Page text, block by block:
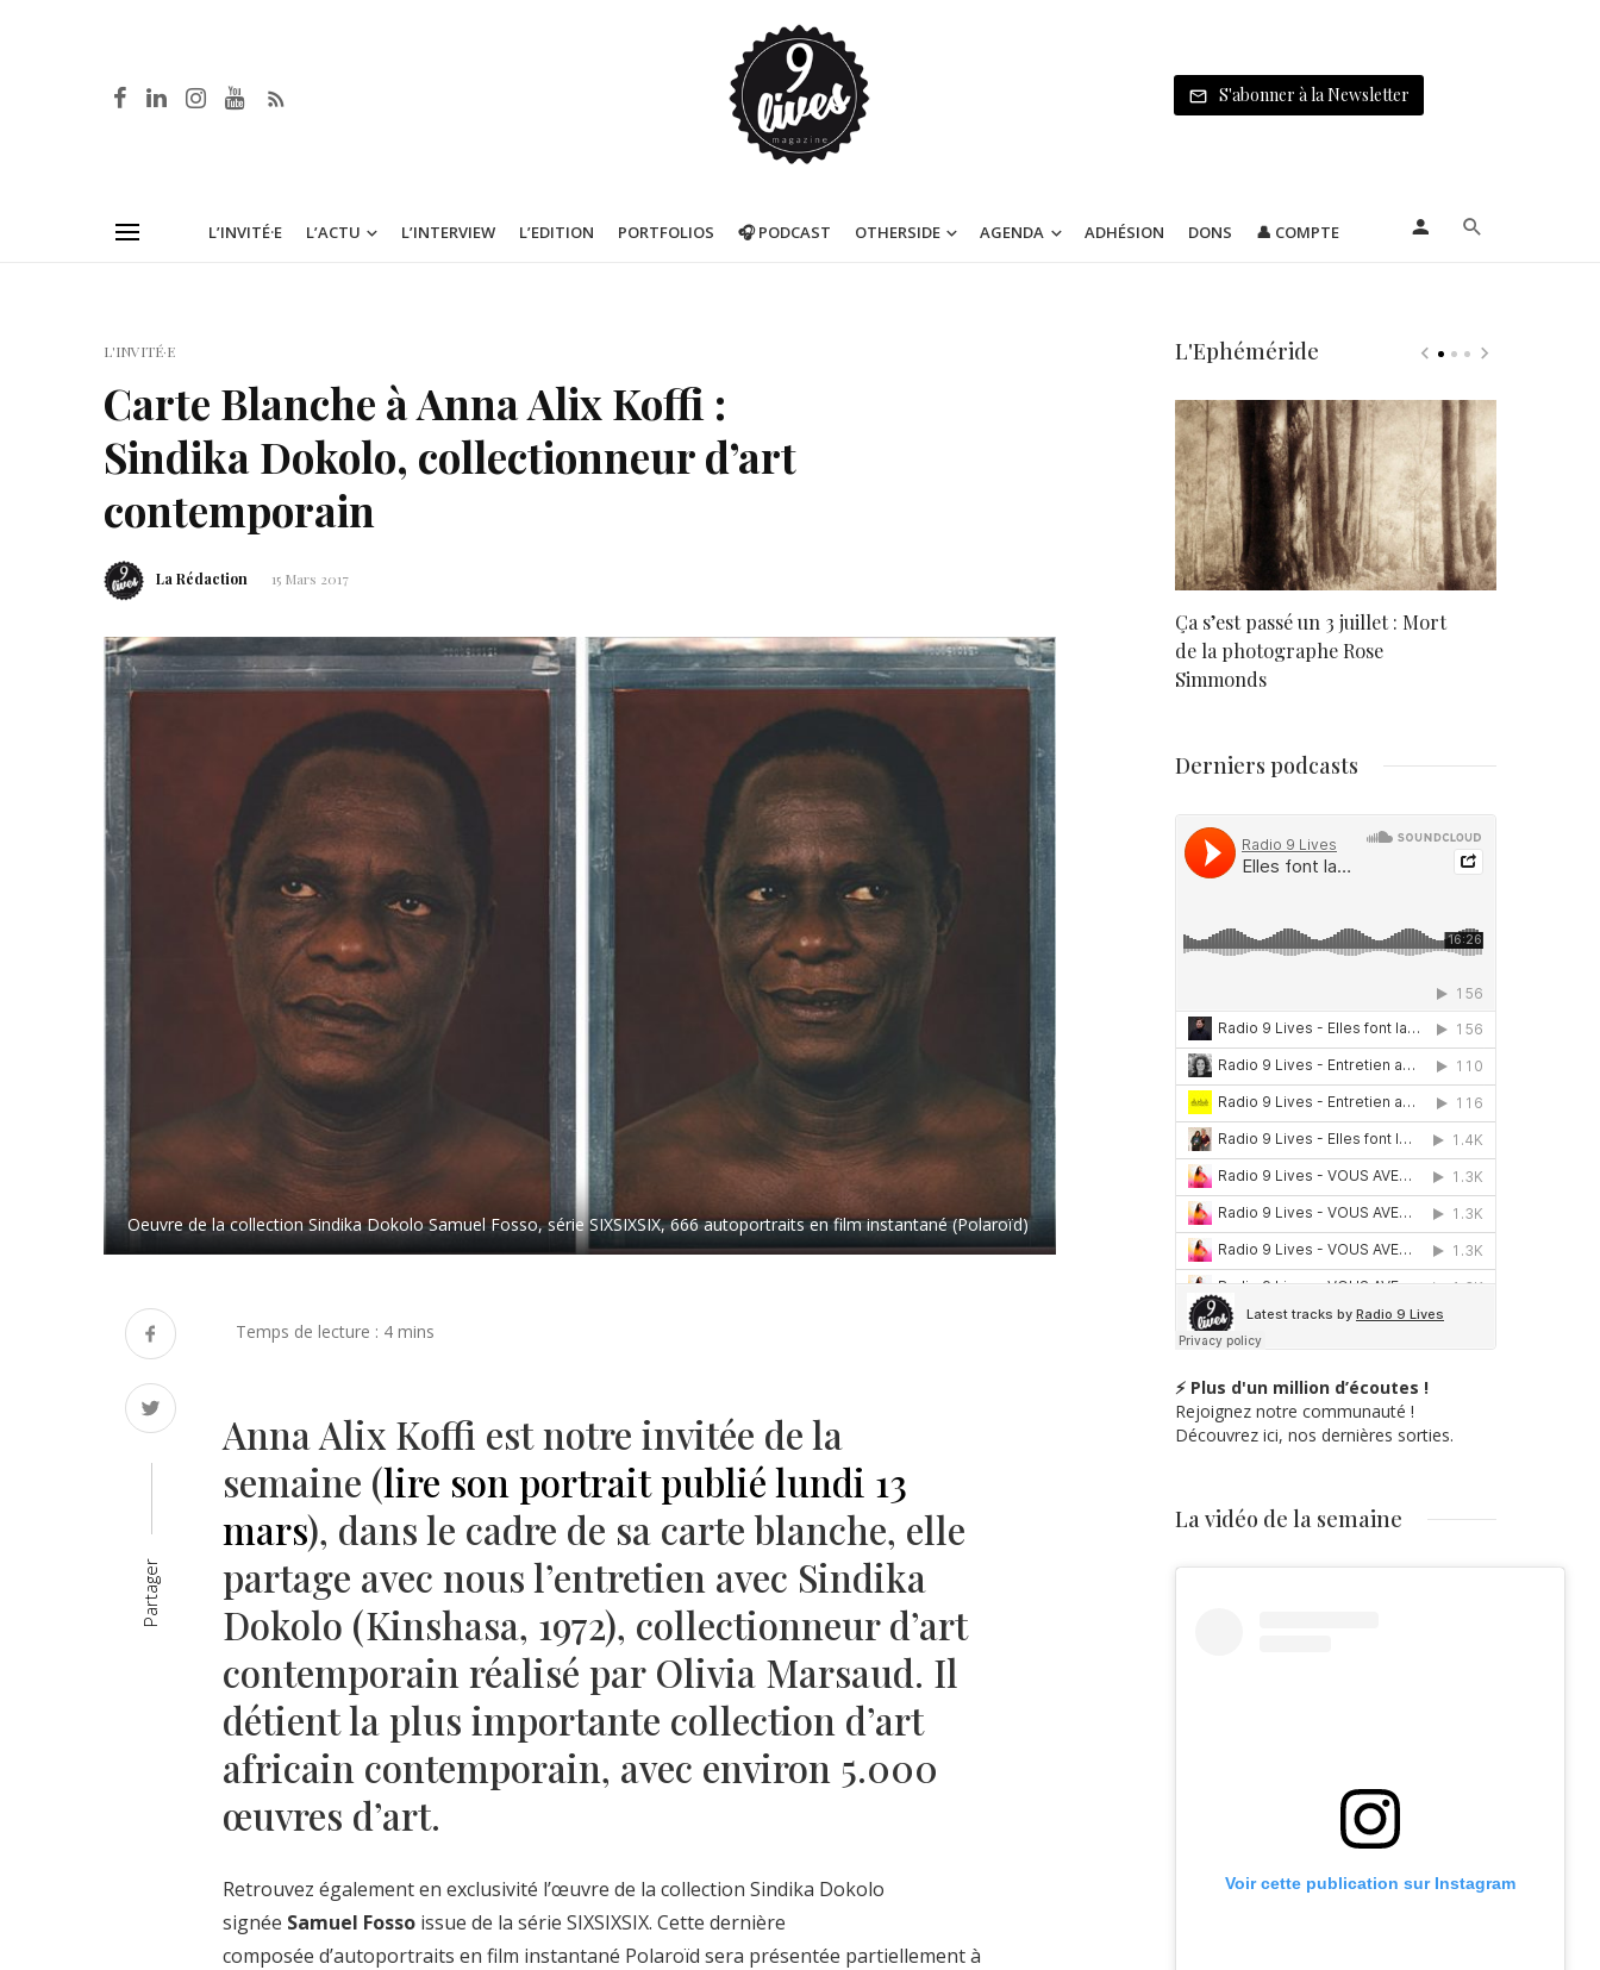
S'abonner à la Newsletter
L’INVITÉ·E L’ACTU L’INTERVIEW L’EDITION PORTFOLIOS 🎧 PODCAST OTHERSIDE AGENDA ADHÉSION DONS 👤 COMPTE
L'INVITÉ·E
Carte Blanche à Anna Alix Koffi :
Sindika Dokolo, collectionneur d’art
contemporain
La Rédaction 15 Mars 2017
Oeuvre de la collection Sindika Dokolo Samuel Fosso, série SIXSIXSIX, 666 autoportraits en film instantané (Polaroïd)
Partager
Anna Alix Koffi est notre invitée de la
semaine (lire son portrait publié lundi 13
mars), dans le cadre de sa carte blanche, elle
partage avec nous l’entretien avec Sindika
Dokolo (Kinshasa, 1972), collectionneur d’art
contemporain réalisé par Olivia Marsaud. Il
détient la plus importante collection d’art
africain contemporain, avec environ 5.000
œuvres d’art.
Retrouvez également en exclusivité l’œuvre de la collection Sindika Dokolo
signée Samuel Fosso issue de la série SIXSIXSIX. Cette dernière
composée d’autoportraits en film instantané Polaroïd sera présentée partiellement à
L'Ephéméride
Misonne
Ça s’est passé un 3 juillet : Mort
de la photographe Rose
Simmonds
Derniers podcasts
⚡ Plus d'un million d’écoutes !
Rejoignez notre communauté !
Découvrez ici, nos dernières sorties.
La vidéo de la semaine
Voir cette publication sur Instagram